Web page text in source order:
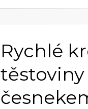
Rychlé
těstoviny